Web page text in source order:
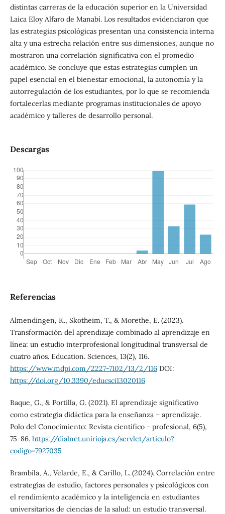
distintas carreras de la educación superior en la Universidad
Laica Eloy Alfaro de Manabí. Los resultados evidenciaron que
las estrategias psicológicas presentan una consistencia interna
alta y una estrecha relación entre sus dimensiones, aunque no
mostraron una correlación significativa con el promedio
académico. Se concluye que estas estrategias cumplen un
papel esencial en el bienestar emocional, la autonomía y la
autorregulación de los estudiantes, por lo que se recomienda
fortalecerlas mediante programas institucionales de apoyo
académico y talleres de desarrollo personal.
Descargas
Referencias
Almendingen, K., Skotheim, T., & Morethe, E. (2023).
Transformación del aprendizaje combinado al aprendizaje en
línea: un estudio interprofesional longitudinal transversal de
cuatro años. Education. Sciences, 13(2), 116.
https://www.mdpi.com/2227-7102/13/2/116DOI:
https://doi.org/10.3390/educsci13020116
Baque, G., & Portilla, G. (2021). El aprendizaje significativo
como estrategia didáctica para la enseñanza – aprendizaje.
Polo del Conocimiento: Revista científico - profesional, 6(5),
75-86. https://dialnet.unirioja.es/servlet/articulo?
codigo=7927035
Brambila, A., Velarde, E., & Carillo, L. (2024). Correlación entre
estrategias de estudio, factores personales y psicológicos con
el rendimiento académico y la inteligencia en estudiantes
universitarios de ciencias de la salud: un estudio transversal.